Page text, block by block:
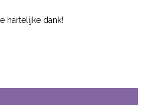
hartelijke dank!